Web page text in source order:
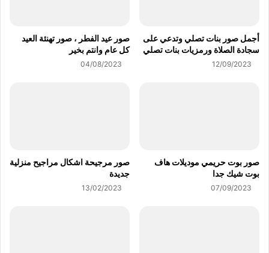
أجمل صور بنات تصلي وتدعي على
سجادة الصلاة ورمزيات بنات تصلي
12/09/2023
صور عيد الفطر ، صور تهنئة العيد
كل عام وانتم بخير
04/08/2023
صور بوت حريمي موديلات هاف
بوت شيك جدا
07/09/2023
صور مرجيحة اشكال مراجيح منزلية
جديدة
13/02/2023